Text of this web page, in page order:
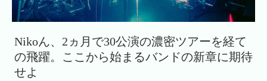
Nikoん、2ヵ月で30公演の濃密ツアーを経て
の飛躍。ここから始まるバンドの新章に期待
せよ